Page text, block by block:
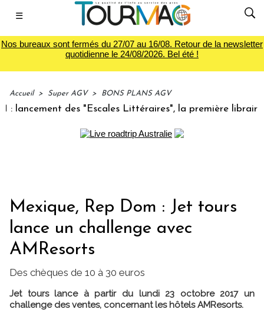
☰
Nos bureaux sont fermés du 27/07 au 16/08. Retour de la newsletter
quotidienne le 24/08/2026. Bel été !
Accueil > Super AGV > BONS PLANS AGV
des "Escales Littéraires", la première librairie du
Mexique, Rep Dom : Jet tours
lance un challenge avec
AMResorts
Des chèques de 10 à 30 euros
Jet tours lance à partir du lundi 23 octobre 2017 un
challenge des ventes, concernant les hôtels AMResorts.